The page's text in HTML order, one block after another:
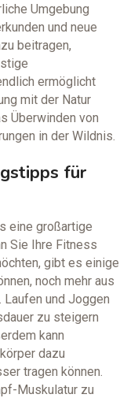
Umgebung
und neue
beitragen,
ermöglicht
mit der Natur
Überwinden von
in der Wildnis.
für
eine großartige
Sie Ihre Fitness
gibt es einige
noch mehr aus
Laufen und Joggen
zu steigern
kann
dazu
tragen können.
Muskulatur zu